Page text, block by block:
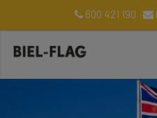
600 421 190